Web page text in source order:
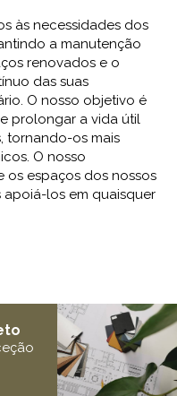
às necessidades dos
a manutenção
renovados e o
das suas
O nosso objetivo é
prolongar a vida útil
tornando-os mais
O nosso
os espaços dos nossos
los em quaisquer